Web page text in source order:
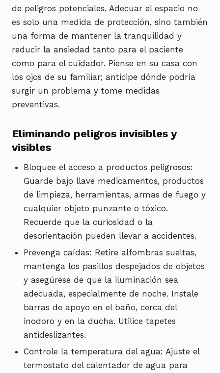
de peligros potenciales. Adecuar el espacio no
es solo una medida de protección, sino también
una forma de mantener la tranquilidad y
reducir la ansiedad tanto para el paciente
como para el cuidador. Piense en su casa con
los ojos de su familiar; anticipe dónde podría
surgir un problema y tome medidas
preventivas.
Eliminando peligros invisibles y
visibles
Bloquee el acceso a productos peligrosos:
Guarde bajo llave medicamentos, productos
de limpieza, herramientas, armas de fuego y
cualquier objeto punzante o tóxico.
Recuerde que la curiosidad o la
desorientación pueden llevar a accidentes.
Prevenga caídas: Retire alfombras sueltas,
mantenga los pasillos despejados de objetos
y asegúrese de que la iluminación sea
adecuada, especialmente de noche. Instale
barras de apoyo en el baño, cerca del
inodoro y en la ducha. Utilice tapetes
antideslizantes.
Controle la temperatura del agua: Ajuste el
termostato del calentador de agua para